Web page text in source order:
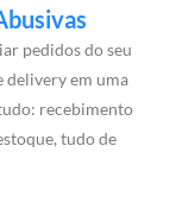
pedidos do seu
delivery em uma
recebimento
tudo de